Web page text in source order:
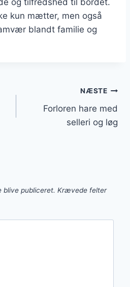
kun mætter, men også
blandt familie og
NÆSTE
Forloren hare med
selleri og løg
blive publiceret. Krævede felter